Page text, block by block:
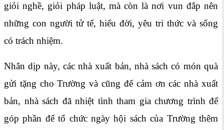
giỏi nghề, giỏi pháp luật, mà còn là nơi vun đắp nên
những con người tử tế, hiểu đời, yêu tri thức và sống
có trách nhiệm.
Nhân dịp này, các nhà xuất bản, nhà sách có món quà
gửi tặng cho Trường và cũng để cảm ơn các nhà xuất
bản, nhà sách đã nhiệt tình tham gia chương trình để
góp phần để tổ chức ngày hội sách của Trường thêm